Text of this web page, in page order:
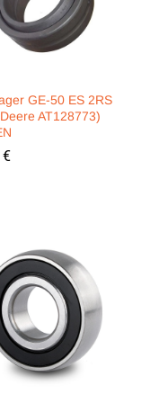
GE-50 ES 2RS
AT128773)
€
€